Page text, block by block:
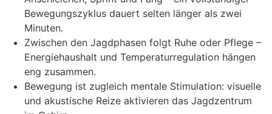
Bewegungszyklus dauert selten länger als zwei
Minuten.
Zwischen den Jagdphasen folgt Ruhe oder Pflege –
Energiehaushalt und Temperaturregulation hängen
eng zusammen.
Bewegung ist zugleich mentale Stimulation: visuelle
und akustische Reize aktivieren das Jagdzentrum